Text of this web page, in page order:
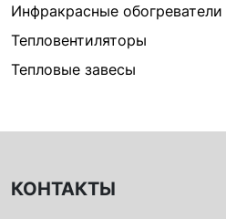
Инфракрасные обогреватели
Тепловентиляторы
Тепловые завесы
КОНТАКТЫ